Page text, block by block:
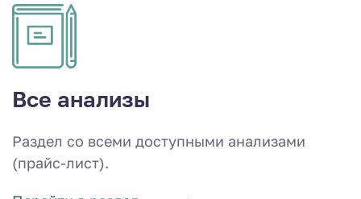
Все анализы
Раздел со всеми доступными анализами
(прайс-лист).